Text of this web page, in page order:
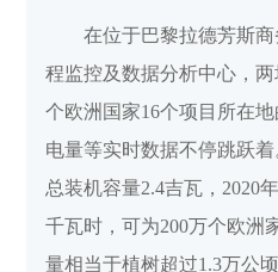
在位于巴黎拉德芳斯
程监控及数据分析中心，
个欧洲国家16个项目所在
电量等实时数据不停跳跃
总装机容量2.4吉瓦，2020
千瓦时，可为200万个欧洲
量相当于植树超过1.3万公